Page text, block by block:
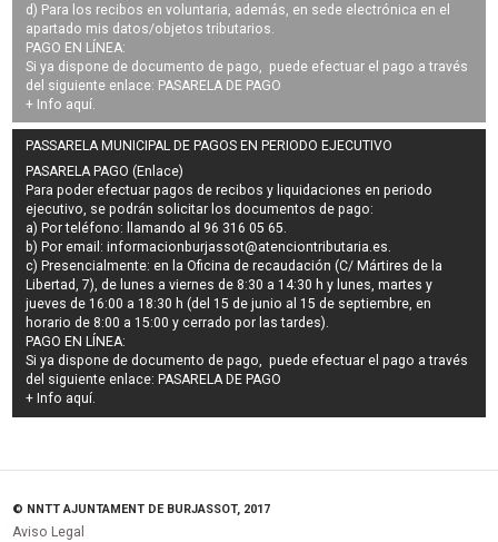
d) Para los recibos en voluntaria, además, en sede electrónica en el
apartado mis datos/objetos tributarios.
PAGO EN LÍNEA:
Si ya dispone de documento de pago, puede efectuar el pago a través
del siguiente enlace: PASARELA DE PAGO
+ Info aquí.
PASSARELA MUNICIPAL DE PAGOS EN PERIODO EJECUTIVO
PASARELA PAGO (Enlace)
Para poder efectuar pagos derecibos y liquidaciones en periodo
ejecutivo, se podrán solicitar los documentos de pago:
a) Por teléfono: llamando al 96 316 05 65.
b) Por email:informacionburjassot@atenciontributaria.es.
c) Presencialmente: en la Oficina de recaudación (C/ Mártires de la
Libertad, 7), de lunes a viernes de 8:30 a 14:30 h y lunes, martes y
jueves de 16:00 a 18:30 h (del 15 de junio al 15 de septiembre, en
horario de 8:00 a 15:00 y cerrado por las tardes).
PAGO EN LÍNEA:
Si ya dispone de documento de pago, puede efectuar el pago a través
del siguiente enlace: PASARELA DE PAGO
+ Info aquí.
© NNTT AJUNTAMENT DE BURJASSOT, 2017
Aviso Legal